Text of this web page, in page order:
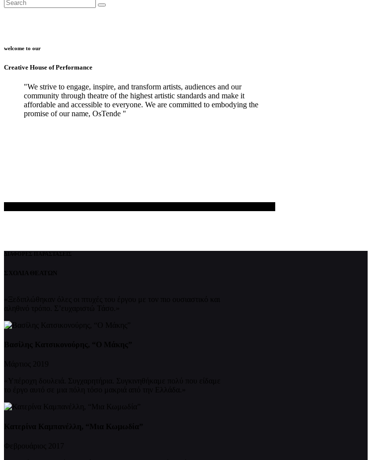
welcome to our
Creative House of Performance
"We strive to engage, inspire, and transform artists, audiences and our
community through theatre of the highest artistic standards and make it
affordable and accessible to everyone. We are committed to embodying the
promise of our name, OsTende "